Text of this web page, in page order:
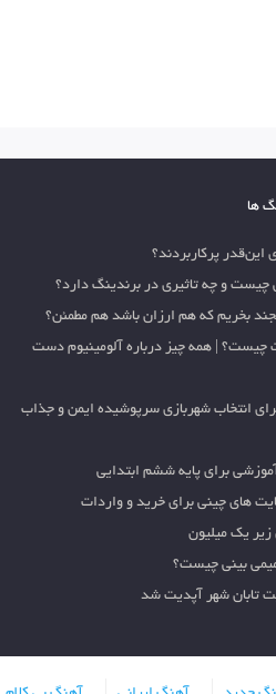
ها
این‌قدر پرکاربردند؟
چیست و چه تاثیری در برندینگ دارد؟
بخریم که هم ارزان باشد هم مطمئن؟
چیست؟ | همه چیز درباره آلومینیوم دست
انتخاب شهربازی سرپوشیده ایمن و جذاب
برای پایه ششم ابتدایی
های چینی برای خرید و واردات
زیر یک میلیون
بینی چیست؟
تابان شهر آپدیت شد